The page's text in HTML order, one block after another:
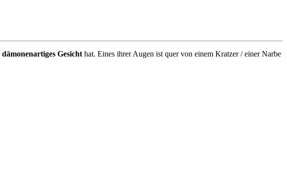
dämonenartiges Gesicht hat. Eines ihrer Augen ist quer von einem Kratzer / einer Narbe